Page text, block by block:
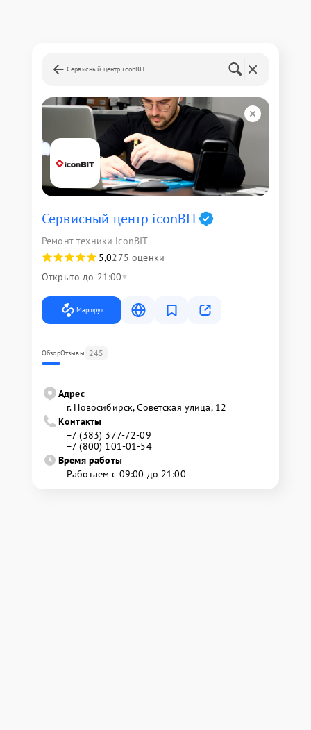
Сервисный центр iconBIT
Сервисный центр iconBIT
Ремонт техники iconBIT
5,0275 оценки
Открыто до 21:00
Маршрут
ОбзорОтзывы 245
Адрес
г. Новосибирск, Советская улица, 12
Контакты
+7 (383) 377-72-09
+7 (800) 101-01-54
Время работы
Работаем с 09:00 до 21:00